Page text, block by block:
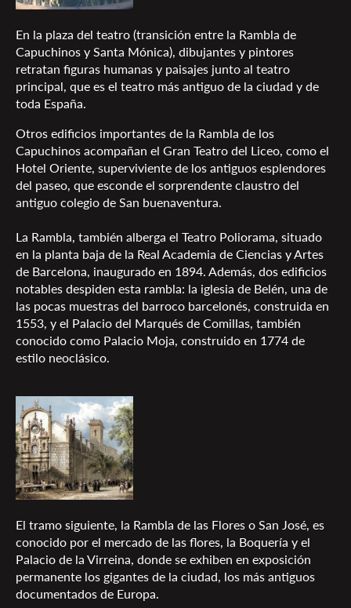
En la plaza del teatro (transición entre la Rambla de
Capuchinos y Santa Mónica), dibujantes y pintores
retratan figuras humanas y paisajes junto al teatro
principal, que es el teatro más antiguo de la ciudad y de
toda España.
Otros edificios importantes de la Rambla de los
Capuchinos acompañan el Gran Teatro del Liceo, como el
Hotel Oriente, superviviente de los antiguos esplendores
del paseo, que esconde el sorprendente claustro del
antiguo colegio de San buenaventura.
La Rambla, también alberga el Teatro Poliorama, situado
en la planta baja de la Real Academia de Ciencias y Artes
de Barcelona, inaugurado en 1894. Además, dos edificios
notables despiden esta rambla: la iglesia de Belén, una de
las pocas muestras del barroco barcelonés, construida en
1553, y el Palacio del Marqués de Comillas, también
conocido como Palacio Moja, construido en 1774 de
estilo neoclásico.
El tramo siguiente, la Rambla de las Flores o San José, es
conocido por el mercado de las flores, la Boquería y el
Palacio de la Virreina, donde se exhiben en exposición
permanente los gigantes de la ciudad, los más antiguos
documentados de Europa.